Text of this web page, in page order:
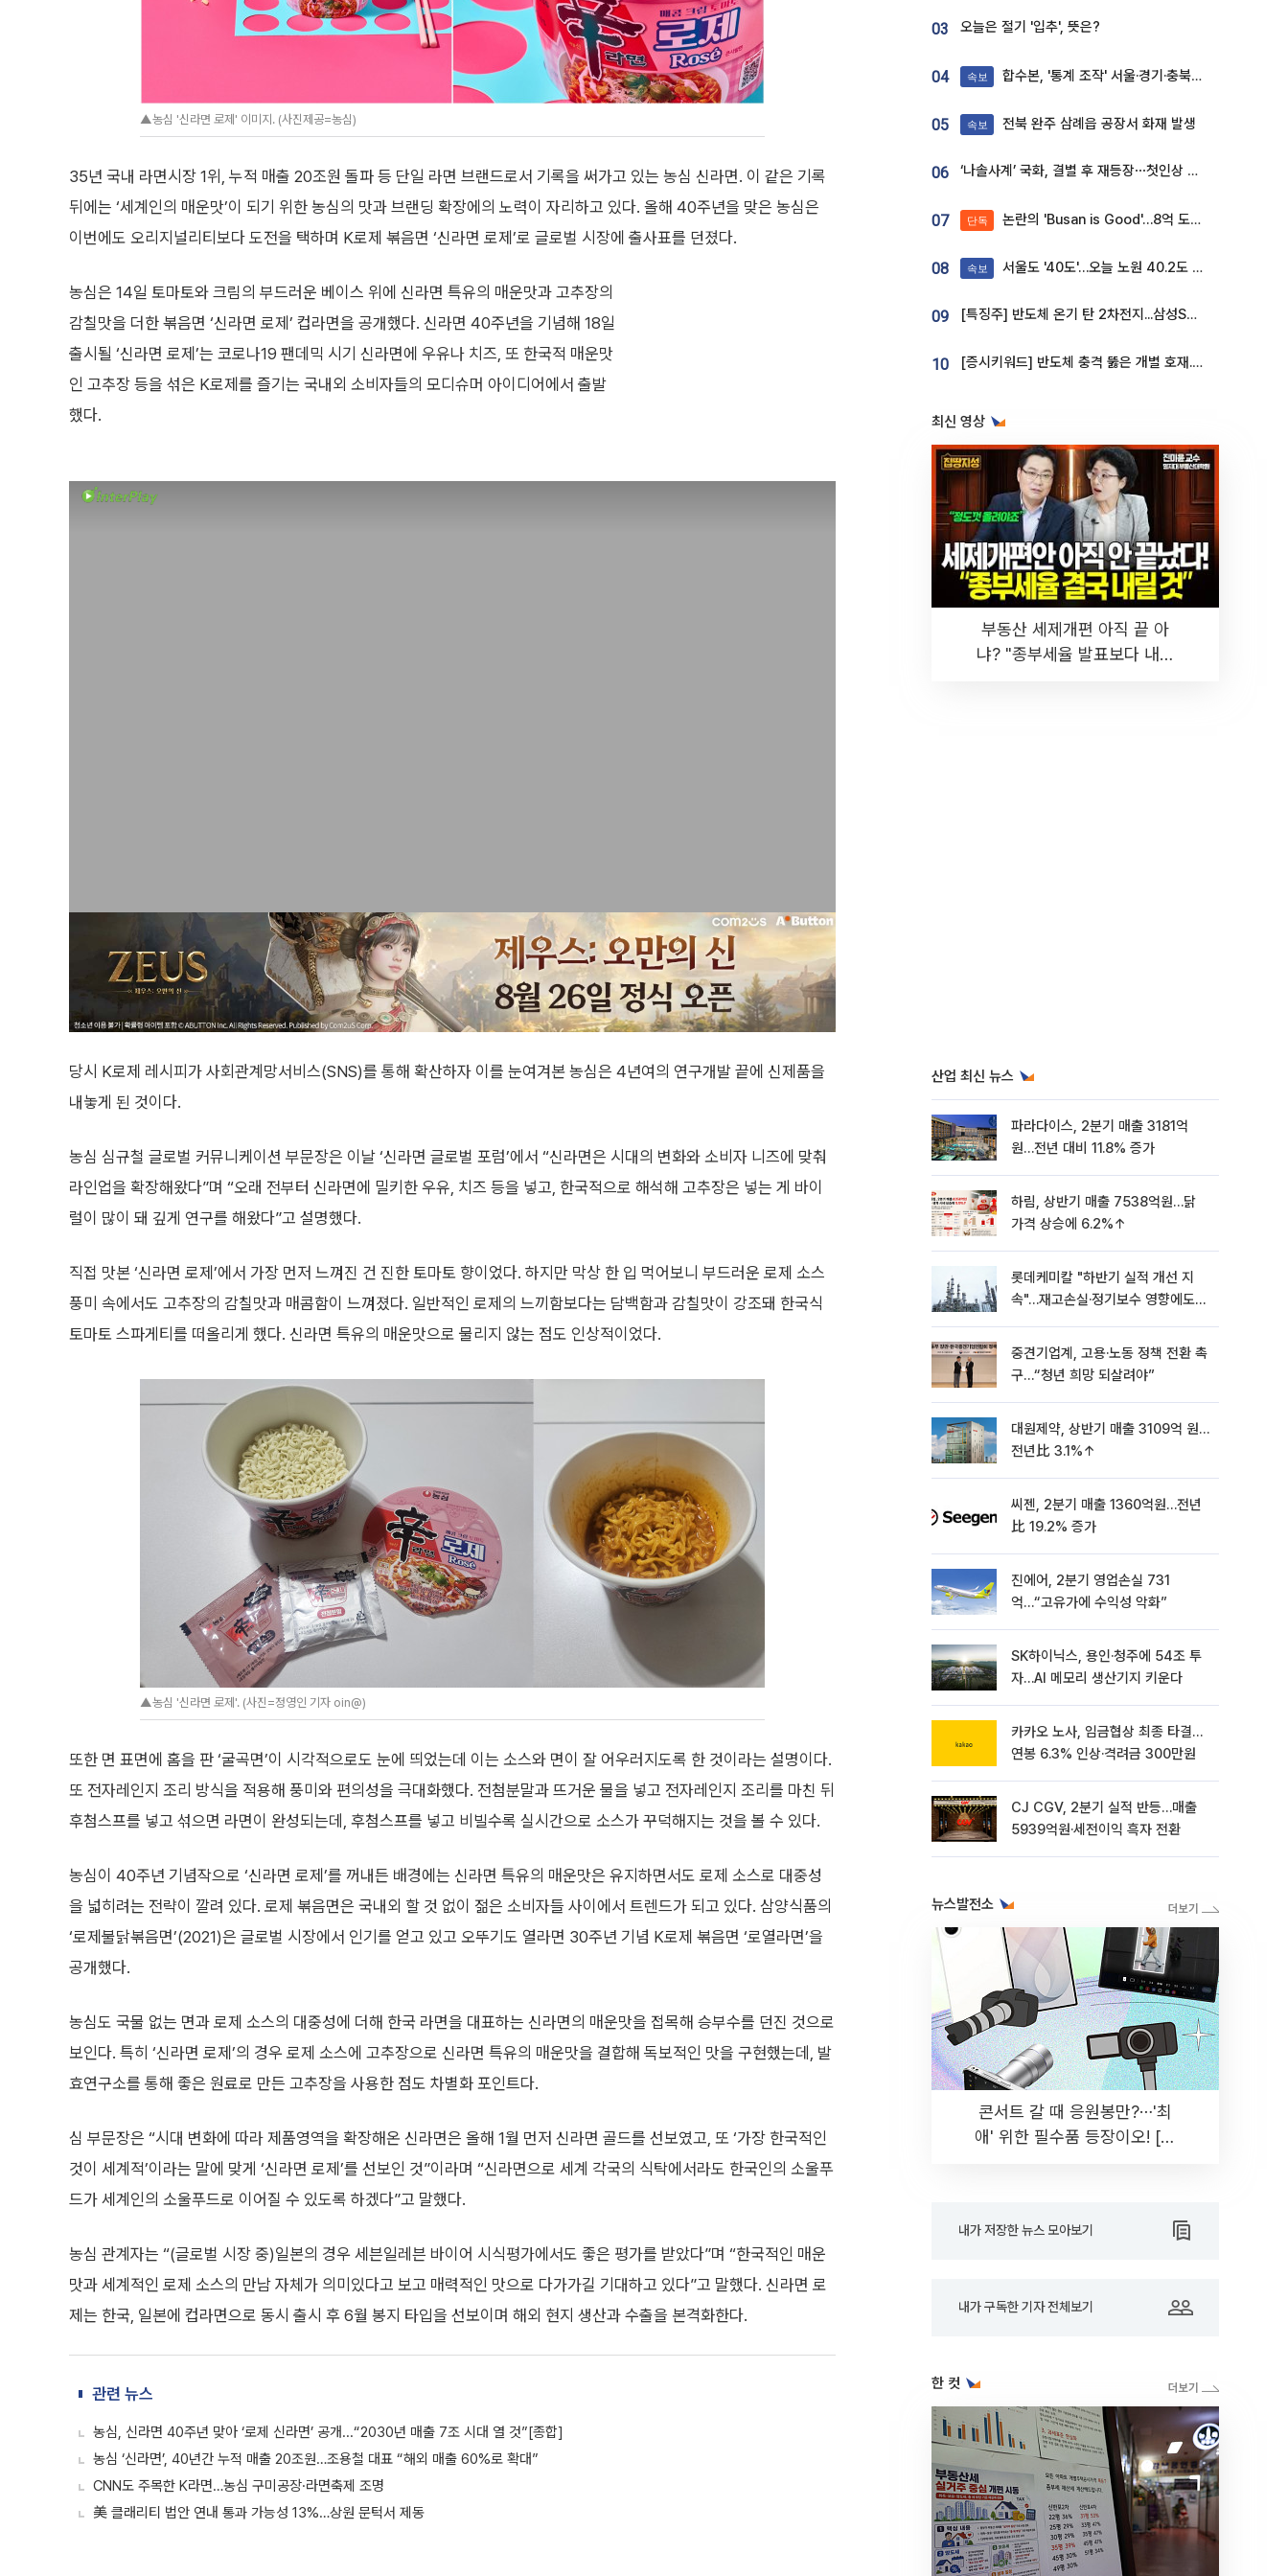
▲농심 '신라면 로제' 이미지. (사진제공=농심)
35년 국내 라면시장 1위, 누적 매출 20조원 돌파 등 단일 라면 브랜드로서 기록을 써가고 있는 농심 신라면. 이 같은 기록
뒤에는 ‘세계인의 매운맛’이 되기 위한 농심의 맛과 브랜딩 확장에의 노력이 자리하고 있다. 올해 40주년을 맞은 농심은
이번에도 오리지널리티보다 도전을 택하며 K로제 볶음면 ‘신라면 로제’로 글로벌 시장에 출사표를 던졌다.
농심은 14일 토마토와 크림의 부드러운 베이스 위에 신라면 특유의 매운맛과 고추장의
감칠맛을 더한 볶음면 ‘신라면 로제’ 컵라면을 공개했다. 신라면 40주년을 기념해 18일
출시될 ‘신라면 로제’는 코로나19 팬데믹 시기 신라면에 우유나 치즈, 또 한국적 매운맛
인 고추장 등을 섞은 K로제를 즐기는 국내외 소비자들의 모디슈머 아이디어에서 출발
했다.
당시 K로제 레시피가 사회관계망서비스(SNS)를 통해 확산하자 이를 눈여겨본 농심은 4년여의 연구개발 끝에 신제품을
내놓게 된 것이다.
농심 심규철 글로벌 커뮤니케이션 부문장은 이날 ‘신라면 글로벌 포럼’에서 “신라면은 시대의 변화와 소비자 니즈에 맞춰
라인업을 확장해왔다”며 “오래 전부터 신라면에 밀키한 우유, 치즈 등을 넣고, 한국적으로 해석해 고추장은 넣는 게 바이
럴이 많이 돼 깊게 연구를 해왔다”고 설명했다.
직접 맛본 ‘신라면 로제’에서 가장 먼저 느껴진 건 진한 토마토 향이었다. 하지만 막상 한 입 먹어보니 부드러운 로제 소스
풍미 속에서도 고추장의 감칠맛과 매콤함이 느껴졌다. 일반적인 로제의 느끼함보다는 담백함과 감칠맛이 강조돼 한국식
토마토 스파게티를 떠올리게 했다. 신라면 특유의 매운맛으로 물리지 않는 점도 인상적이었다.
▲농심 '신라면 로제'. (사진=정영인 기자 oin@)
또한 면 표면에 홈을 판 ‘굴곡면’이 시각적으로도 눈에 띄었는데 이는 소스와 면이 잘 어우러지도록 한 것이라는 설명이다.
또 전자레인지 조리 방식을 적용해 풍미와 편의성을 극대화했다. 전첨분말과 뜨거운 물을 넣고 전자레인지 조리를 마친 뒤
후첨스프를 넣고 섞으면 라면이 완성되는데, 후첨스프를 넣고 비빌수록 실시간으로 소스가 꾸덕해지는 것을 볼 수 있다.
농심이 40주년 기념작으로 ‘신라면 로제’를 꺼내든 배경에는 신라면 특유의 매운맛은 유지하면서도 로제 소스로 대중성
을 넓히려는 전략이 깔려 있다. 로제 볶음면은 국내외 할 것 없이 젊은 소비자들 사이에서 트렌드가 되고 있다. 삼양식품의
‘로제불닭볶음면’(2021)은 글로벌 시장에서 인기를 얻고 있고 오뚜기도 열라면 30주년 기념 K로제 볶음면 ‘로열라면’을
공개했다.
농심도 국물 없는 면과 로제 소스의 대중성에 더해 한국 라면을 대표하는 신라면의 매운맛을 접목해 승부수를 던진 것으로
보인다. 특히 ‘신라면 로제’의 경우 로제 소스에 고추장으로 신라면 특유의 매운맛을 결합해 독보적인 맛을 구현했는데, 발
효연구소를 통해 좋은 원료로 만든 고추장을 사용한 점도 차별화 포인트다.
심 부문장은 “시대 변화에 따라 제품영역을 확장해온 신라면은 올해 1월 먼저 신라면 골드를 선보였고, 또 ‘가장 한국적인
것이 세계적’이라는 말에 맞게 ‘신라면 로제’를 선보인 것”이라며 “신라면으로 세계 각국의 식탁에서라도 한국인의 소울푸
드가 세계인의 소울푸드로 이어질 수 있도록 하겠다”고 말했다.
농심 관계자는 “(글로벌 시장 중)일본의 경우 세븐일레븐 바이어 시식평가에서도 좋은 평가를 받았다”며 “한국적인 매운
맛과 세계적인 로제 소스의 만남 자체가 의미있다고 보고 매력적인 맛으로 다가가길 기대하고 있다”고 말했다. 신라면 로
제는 한국, 일본에 컵라면으로 동시 출시 후 6월 봉지 타입을 선보이며 해외 현지 생산과 수출을 본격화한다.
관련 뉴스
농심, 신라면 40주년 맞아 ‘로제 신라면’ 공개...“2030년 매출 7조 시대 열 것”[종합]
농심 ‘신라면’, 40년간 누적 매출 20조원…조용철 대표 “해외 매출 60%로 확대”
CNN도 주목한 K라면…농심 구미공장·라면축제 조명
美 클래리티 법안 연내 통과 가능성 13%…상원 문턱서 제동
03 오늘은 절기 '입추', 뜻은?
04 속보 합수본, '통계 조작' 서울·경기·충북 선관위 등 추가 압수수색
05 속보 전북 완주 삼례읍 공장서 화재 발생
06 ‘나솔사계’ 국화, 결별 후 재등장⋯첫인상 투표 휩쓸고 ‘인기녀’ 등극
07 단독 논란의 'Busan is Good'…8억 도시브랜드, 용산 대통령실 CI 업체가 수행
08 속보 서울도 '40도'…오늘 노원 40.2도 기록
09 [특징주] 반도체 온기 탄 2차전지...삼성SDI, 장 초반 7% 넘게 껑충
10 [증시키워드] 반도체 충격 뚫은 개별 호재...포스코퓨처엠·에코프로·한화솔루션 '눈길'
최신 영상
부동산 세제개편 아직 끝 아
냐? "종부세율 발표보다 내릴
산업 최신 뉴스
파라다이스, 2분기 매출 3181억
원…전년 대비 11.8% 증가
하림, 상반기 매출 7538억원…닭
가격 상승에 6.2%↑
롯데케미칼 "하반기 실적 개선 지
속"…재고손실·정기보수 영향에도
중견기업계, 고용·노동 정책 전환 촉
구…“청년 희망 되살려야”
대원제약, 상반기 매출 3109억 원…
전년比 3.1%↑
씨젠, 2분기 매출 1360억원…전년
比 19.2% 증가
진에어, 2분기 영업손실 731
억…“고유가에 수익성 악화”
SK하이닉스, 용인·청주에 54조 투
자…AI 메모리 생산기지 키운다
카카오 노사, 임금협상 최종 타결…
연봉 6.3% 인상·격려금 300만원
CJ CGV, 2분기 실적 반등…매출
5939억원·세전이익 흑자 전환
뉴스발전소
콘서트 갈 때 응원봉만?⋯'최
애' 위한 필수품 등장이오! [솔
내가 저장한 뉴스 모아보기
내가 구독한 기자 전체보기
한 컷